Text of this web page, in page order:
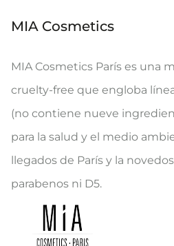
MIA Cosmetics
MIA Cosmetics París es una
cruelty-free que engloba
(no contiene nueve
para la salud y el medio
llegados de París y la
parabenos ni D5.